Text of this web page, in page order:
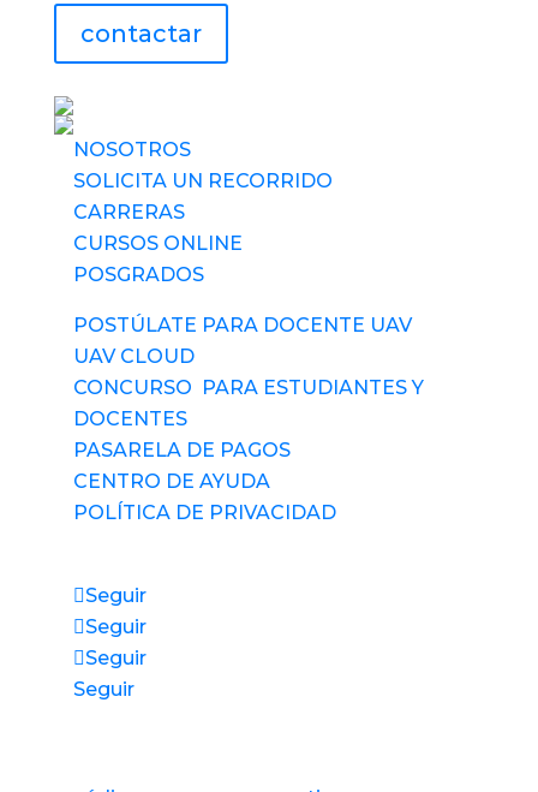
contactar
NOSOTROS
SOLICITA UN RECORRIDO
CARRERAS
CURSOS ONLINE
POSGRADOS
POSTÚLATE PARA DOCENTE UAV
UAV CLOUD
CONCURSO PARA ESTUDIANTES Y
DOCENTES
PASARELA DE PAGOS
CENTRO DE AYUDA
POLÍTICA DE PRIVACIDAD
Seguir
Seguir
Seguir
Seguir